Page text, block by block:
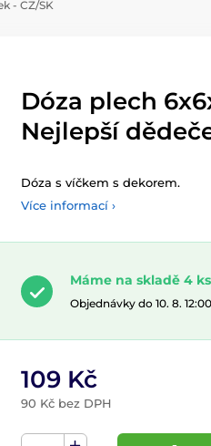
- CZ/SK
Dóza plech
Nejlepší
Dóza s víčkem s dekorem.
Více informací ›
Máme na skladě 4 ks
Objednávky do 10. 8.
109 Kč
90 Kč bez DPH